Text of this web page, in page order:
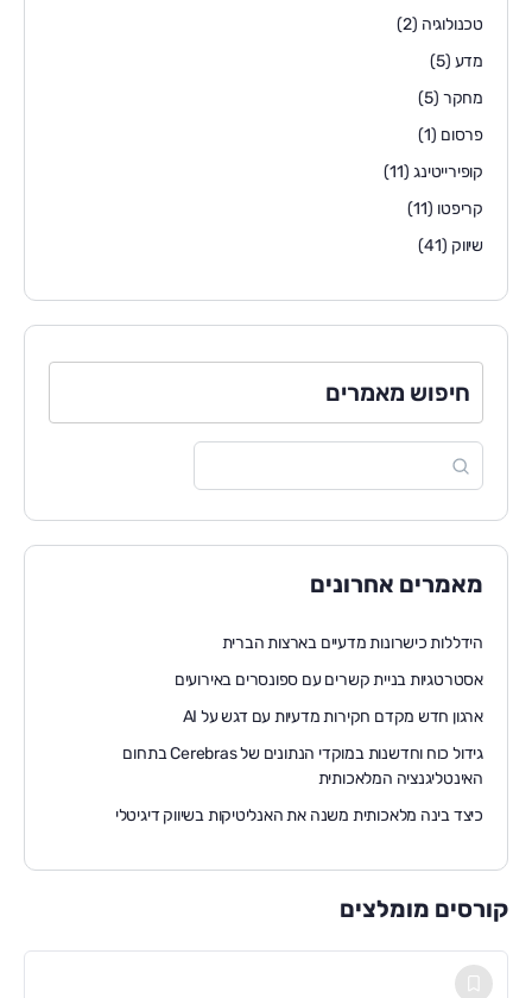
טכנולוגיה (2)
מדע (5)
מחקר (5)
פרסום (1)
קופירייטינג(11)
קריפטו (11)
שיווק (41)
חיפוש מאמרים
מאמרים אחרונים
הידללות כישרונות מדעיים בארצות הברית
אסטרטגיות בניית קשרים עם ספונסרים באירועים
ארגון חדש מקדם חקירות מדעיות עם דגש על AI
גידול כוח וחדשנות במוקדי הנתונים של Cerebras בתחום
האינטליגנציה המלאכותית
כיצד בינה מלאכותית משנה את האנליטיקות בשיווק דיגיטלי
קורסים מומלצים